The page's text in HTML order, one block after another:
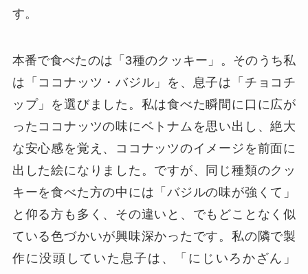
す。
本番で食べたのは「3種のクッキー」。そのうち私
は「ココナッツ・バジル」を、息子は「チョコチ
ップ」を選びました。私は食べた瞬間に口に広が
ったココナッツの味にベトナムを思い出し、絶大
な安心感を覚え、ココナッツのイメージを前面に
出した絵になりました。ですが、同じ種類のクッ
キーを食べた方の中には「バジルの味が強くて」
と仰る方も多く、その違いと、でもどことなく似
ている色づかいが興味深かったです。私の隣で製
作に没頭していた息子は、「にじいろかざん」